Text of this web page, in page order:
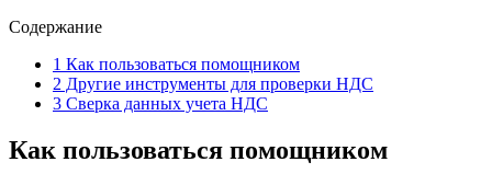
Содержание
1 Как пользоваться помощником
2 Другие инструменты для проверки НДС
3 Сверка данных учета НДС
Как пользоваться помощником